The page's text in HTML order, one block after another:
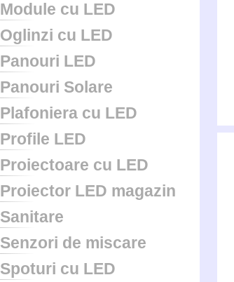
Module cu LED
Oglinzi cu LED
Panouri LED
Panouri Solare
Plafoniera cu LED
Profile LED
Proiectoare cu LED
Proiector LED magazin
Sanitare
Senzori de miscare
Spoturi cu LED